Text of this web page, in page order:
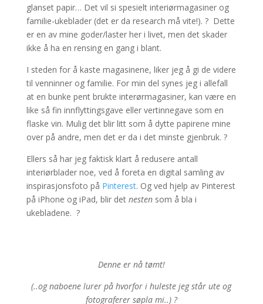
glanset papir… Det vil si spesielt interiørmagasiner og
familie-ukeblader (det er da research må vite!). ? Dette
er en av mine goder/laster her i livet, men det skader
ikke å ha en rensing en gang i blant.
I steden for å kaste magasinene, liker jeg å gi de videre
til venninner og familie. For min del synes jeg i allefall
at en bunke pent brukte interørmagasiner, kan være en
like så fin innflyttingsgave eller vertinnegave som en
flaske vin. Mulig det blir litt som å dytte papirene mine
over på andre, men det er da i det minste gjenbruk. ?
Ellers så har jeg faktisk klart å redusere antall
interiørblader noe, ved å foreta en digital samling av
inspirasjonsfoto på Pinterest. Og ved hjelp av Pinterest
på iPhone og iPad, blir det nestensom å bla i
ukebladene. ?
Denne er nå tømt!
(..og naboene lurer på hvorfor i huleste jeg står ute og
fotograferer søpla mi..) ?